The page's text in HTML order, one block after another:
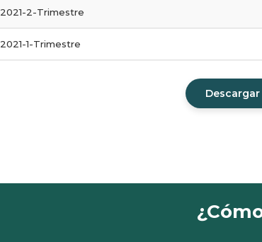
2021-2-Trimestre
2021-1-Trimestre